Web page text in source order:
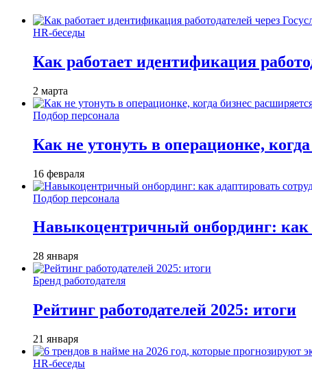
HR-беседы
Как работает идентификация
2 марта
Подбор персонала
Как не утонуть в операционке,
16 февраля
Подбор персонала
Навыкоцентричный онбординг: как
28 января
Бренд работодателя
Рейтинг работодателей 2025: итоги
21 января
HR-беседы